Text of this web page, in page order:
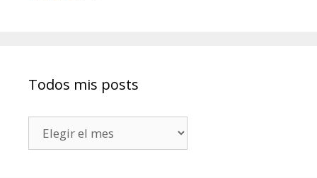
Todos mis posts
mis